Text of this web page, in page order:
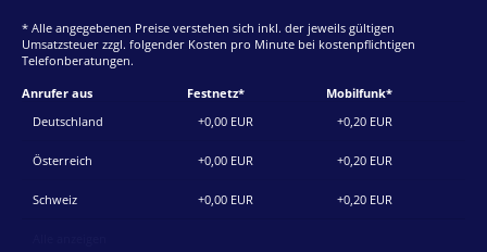
* Alle angegebenen Preise verstehen sich inkl. der jeweils gültigen
Umsatzsteuer zzgl. folgender Kosten pro Minute bei kostenpflichtigen
Telefonberatungen.
Anrufer aus
Festnetz*
Mobilfunk*
Deutschland
+0,00 EUR +0,20 EUR
Österreich +0,00 EUR +0,20 EUR
Schweiz +0,00 EUR +0,20 EUR